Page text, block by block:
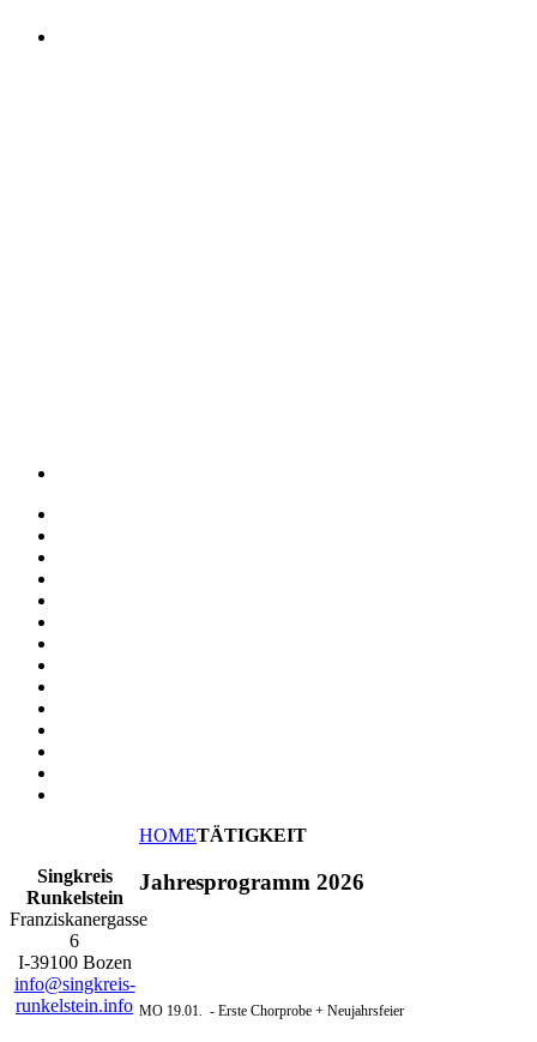
HOMETÄTIGKEIT
Jahresprogramm 2026
MO 19.01. - Erste Chorprobe + Neujahrsfeier
Singkreis
Runkelstein
Franziskanergasse
6
I-39100 Bozen
info@singkreis-
runkelstein.info